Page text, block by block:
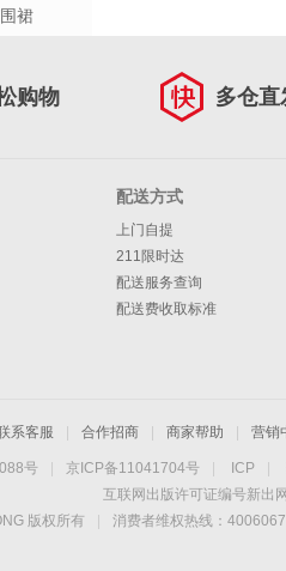
裙
购物 多仓
配送方式
上门自提
211限时达
配送服务查询
配送费收取标准
系客服 合作招商 商家帮助 营销
号 京ICP备11041704号 ICP
互联网出版许可证编号新出
版权所有 消费者维权热线：